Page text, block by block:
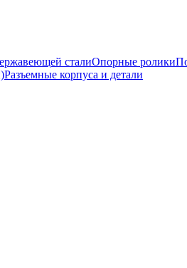
сталиОпорные ролики
Разъемные корпуса и детали